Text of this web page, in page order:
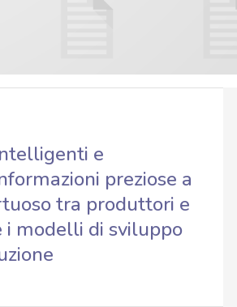
e
preziose a
tra produttori e
i modelli di sviluppo